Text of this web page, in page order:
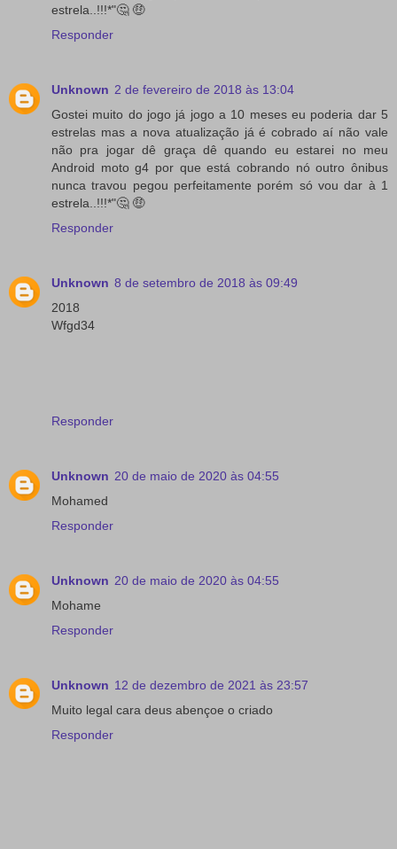
estrela..!!!*"🤔 🤑
Responder
Unknown 2 de fevereiro de 2018 às 13:04
Gostei muito do jogo já jogo a 10 meses eu poderia dar 5
estrelas mas a nova atualização já é cobrado aí não vale
não pra jogar dê graça dê quando eu estarei no meu
Android moto g4 por que está cobrando nó outro ônibus
nunca travou pegou perfeitamente porém só vou dar à 1
estrela..!!!*"🤔 🤑
Responder
Unknown 8 de setembro de 2018 às 09:49
2018
Wfgd34
Responder
Unknown 20 de maio de 2020 às 04:55
Mohamed
Responder
Unknown 20 de maio de 2020 às 04:55
Mohame
Responder
Unknown 12 de dezembro de 2021 às 23:57
Muito legal cara deus abençoe o criado
Responder